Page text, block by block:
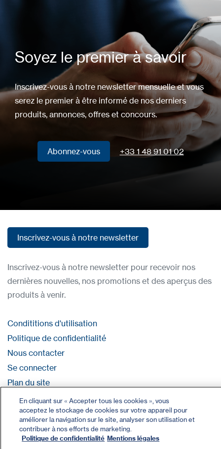
Soyez le premier à savoir
Inscrivez-vous à notre newsletter mensuelle et vous
serez le premier à être informé de nos derniers
produits, annonces, offres et concours.
Abonnez-vous +33 1 48 91 01 02
Inscrivez-vous à notre newsletter
Inscrivez-vous à notre newsletter pour recevoir nos
dernières nouvelles, nos promotions et des aperçus des
produits à venir.
Condititions d'utilisation
Politique de confidentialité
Nous contacter
Se connecter
Plan du site
En cliquant sur « Accepter tous les cookies », vous
acceptez le stockage de cookies sur votre appareil pour
améliorer la navigation sur le site, analyser son utilisation et
contribuer à nos efforts de marketing.
Politique de confidentialité Mentions légales